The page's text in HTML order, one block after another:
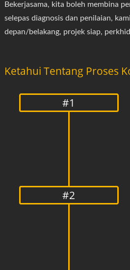
Bekerjasama, kita boleh membina
selepas diagnosis dan penilaian,
depan/belakang, projek siap,
Ketahui Tentang Proses
#1
#2